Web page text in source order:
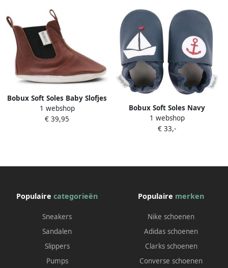
Bobux Soft Soles Baby Slofjes
Leer Jodphur Toffee
1 webshop
€ 39,95
Bobux Soft Soles Navy
nautical Babyslofjes
1 webshop
€ 33,-
Populaire categorieën
Sneakers
Sandalen
Slippers
Pumps
Populaire merken
Nike schoenen
Adidas schoenen
Clarks schoenen
Converse schoenen